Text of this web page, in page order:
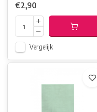
€2,90
Vergelijk